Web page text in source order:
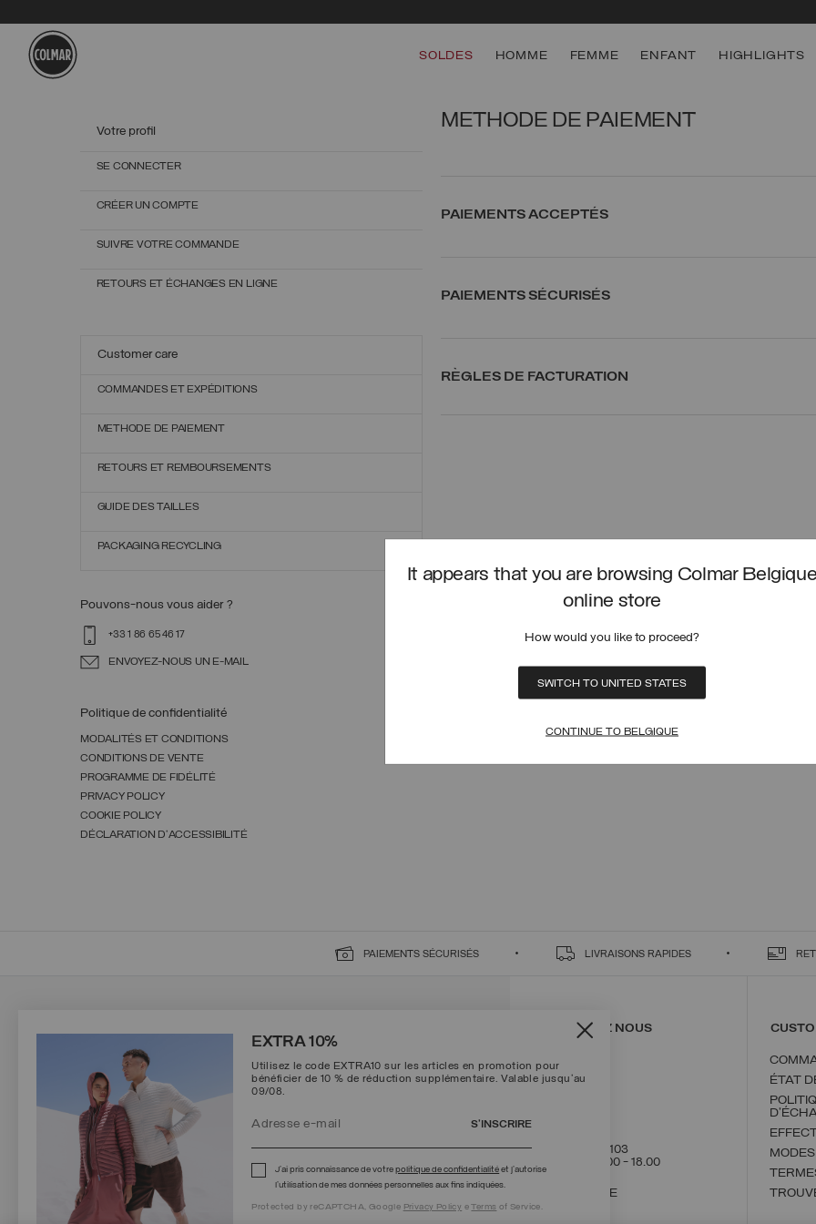
SOLDES HOMME FEMME ENFANT HIGHLIGHTS
EXTRA 10%
Utilisez le code EXTRA10 sur les articles en promotion pour
bénéficier de 10 % de réduction supplémentaire. Valable jusqu'au
09/08.
S’INSCRIRE
J’ai pris connaissance de votrepolitique de confidentialitéet j’autorise
l’utilisation de mes données personnelles aux fins indiquées.
Protected by reCAPTCHA, Google Privacy Policy eTerms of Service.
It appears that you are browsing Colmar
online store
How would you like to proceed?
SWITCH TO UNITED STATES
CONTINUE TO BELGIQUE
METHODE DE PAIEMENT
PAIEMENTS ACCEPTÉS
PAIEMENTS SÉCURISÉS
RÈGLES DE FACTURATION
Votre profil
SE CONNECTER
CRÉER UN COMPTE
SUIVRE VOTRE COMMANDE
RETOURS ET ÉCHANGES EN LIGNE
Customer care
COMMANDES ET EXPÉDITIONS
METHODE DE PAIEMENT
RETOURS ET REMBOURSEMENTS
GUIDE DES TAILLES
PACKAGING RECYCLING
Pouvons-nous vous aider ?
+33 1 86 65 46 17
ENVOYEZ-NOUS UN E-MAIL
Politique de confidentialité
MODALITÉS ET CONDITIONS
CONDITIONS DE VENTE
PROGRAMME DE FIDÉLITÉ
PRIVACY POLICY
COOKIE POLICY
DÉCLARATION D'ACCESSIBILITÉ
PAIEMENTS SÉCURISÉS LIVRAISONS RAPIDES
Protected by reCAPTCHA, Google Privacy Policy Termsof Service.
CONTACTEZ NOUS
+39 02 8295 8103
Lun - Ven / 9.00 - 18.00
NOUS ÉCRIRE
ÉTAT